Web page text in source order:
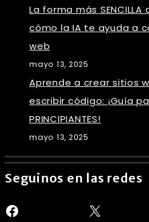
La forma más
cómo la IA te ayuda a
web
mayo 13, 2025
Aprende a crear sitios
escribir código: ¡Guía
PRINCIPIANTES!
mayo 13, 2025
Seguinos en las redes
Facebook X